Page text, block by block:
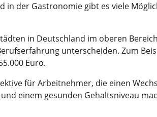
der Gastronomie gibt es viele
in Deutschland im oberen
unterscheiden. Zum
Euro.
für Arbeitnehmer, die einen
einem gesunden Gehaltsniveau